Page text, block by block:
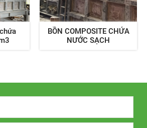
BỒN COMPOSITE CHỨA
NƯỚC SẠCH